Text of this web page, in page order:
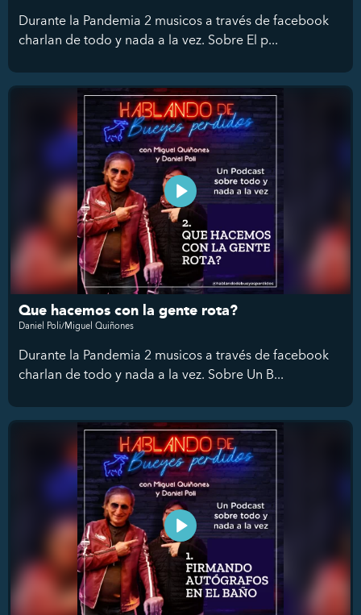
Durante la Pandemia 2 musicos a través de facebook
charlan de todo y nada a la vez. Sobre El p...
Que hacemos con la gente rota?
Daniel Poli/Miguel Quiñones
Durante la Pandemia 2 musicos a través de facebook
charlan de todo y nada a la vez. Sobre Un B...